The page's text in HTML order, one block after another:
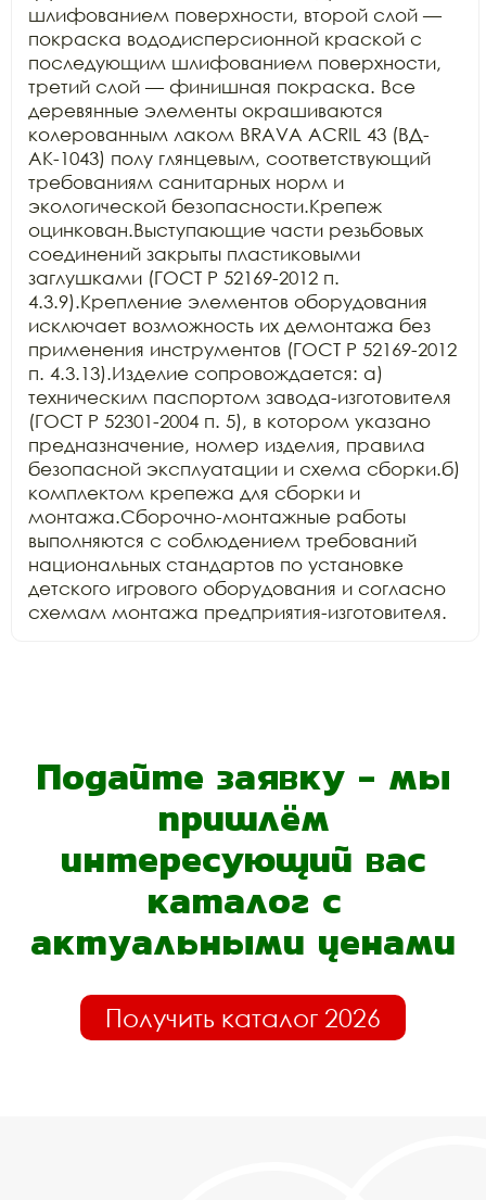
шлифованием поверхности, второй слой —
покраска вододисперсионной краской с
последующим шлифованием поверхности,
третий слой — финишная покраска. Все
деревянные элементы окрашиваются
колерованным лаком BRAVA ACRIL 43 (ВД-
АК-1043) полу глянцевым, соответствующий
требованиям санитарных норм и
экологической безопасности.Крепеж
оцинкован.Выступающие части резьбовых
соединений закрыты пластиковыми
заглушками (ГОСТ Р 52169-2012 п.
4.3.9).Крепление элементов оборудования
исключает возможность их демонтажа без
применения инструментов (ГОСТ Р 52169-2012
п. 4.3.13).Изделие сопровождается: а)
техническим паспортом завода-изготовителя
(ГОСТ Р 52301-2004 п. 5), в котором указано
предназначение, номер изделия, правила
безопасной эксплуатации и схема сборки.б)
комплектом крепежа для сборки и
монтажа.Сборочно-монтажные работы
выполняются с соблюдением требований
национальных стандартов по установке
детского игрового оборудования и согласно
схемам монтажа предприятия-изготовителя.
Подайте заявку - мы
пришлём
интересующий вас
каталог с
актуальными ценами
Получить каталог 2026